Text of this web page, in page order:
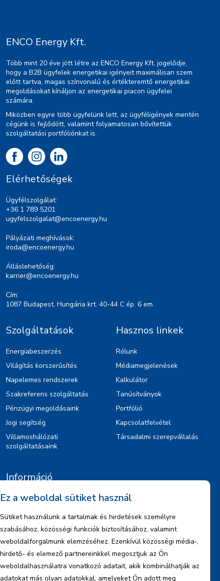
ENCO Energy Kft.
Több mint 20 éve jött létre az ENCO Energy Kft. jogelődje,
hogy a B2B ügyfelek energetikai igényeit maximálisan szem
előtt tartva, magas színvonalú és értékteremtő energetikai
megoldásokat kínáljon az energetikai piacon ügyfelei
számára.
Miközben egyre több ügyfelünk lett, az ügyféligények mentén
cégünk is fejlődött, valamint folyamatosan bővítettük
szolgáltatási portfóliónkat is.
Elérhetőségek
Ügyfélszolgálat:
+36 1 789 5201
ugyfelszolgalat@encoenergy.hu
Pályázati meghívások:
iroda@encoenergy.hu
Álláslehetőség:
karrier@encoenergy.hu
Cím:
1087 Budapest, Hungária krt. 40-44 C ép. 6 em.
Szolgáltatások
Energiabeszerzés
Világítás korszerűsítés
Napelemes rendszerek
Szakreferens szolgáltatás
Pénzügyi megoldásaink
Jogi segítség
Villamoshálózati
szolgáltatásaink
Hasznos linkek
Rólunk
Médiamegjelenések
Kalkulátor
Tanúsítványok
Portfólió
Kapcsolatfelvétel
Társadalmi szerepvállalás
Információ
Kiajánlók
Jognyilatkozat
Szerzői jogok
Adatkezelési tájékoztató
Céginformáció
Jelentések
Ez a weboldal sütiket használ
Sütiket használunk a tartalmak és hirdetések személyre
szabásához, közösségi funkciók biztosításához, valamint
weboldalforgalmunk elemzéséhez. Ezenkívül közösségi média-,
hirdető- és elemező partnereinkkel megosztjuk az Ön
weboldalhasználatra vonatkozó adatait, akik kombinálhatják az
adatokat más olyan adatokkal, amelyeket Ön adott meg